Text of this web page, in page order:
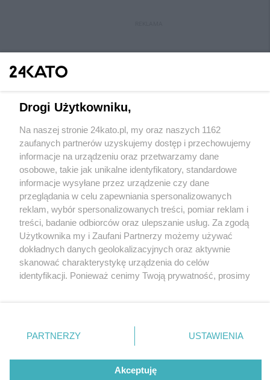
Wydawca mediów lokalnych
Nie zapomnij
zapoznać się z:
polityką prywatności regulamin korzystania z portali
Twojemiasto
Piekary Śląskie
Chorzów
Tarnowskie Góry
Gliwice
Skontakuj sięz nami
Kontakt
Wydawca
Redakcja
Drogi Użytkowniku,
Na naszej stronie 24kato.pl, my oraz naszych 1162
zaufanych partnerów uzyskujemy dostęp i przechowujemy
informacje na urządzeniu oraz przetwarzamy dane
osobowe, takie jak unikalne identyfikatory, standardowe
informacje wysyłane przez urządzenie czy dane
przeglądania w celu zapewniania spersonalizowanych
reklam, wybór spersonalizowanych treści, pomiar reklam i
treści, badanie odbiorców oraz ulepszanie usług. Za zgodą
Użytkownika my i Zaufani Partnerzy możemy używać
dokładnych danych geolokalizacyjnych oraz aktywnie
skanować charakterystykę urządzenia do celów
identyfikacji. Ponieważ cenimy Twoją prywatność, prosimy
prywatności znajdujący się w lewym dolnym rogu strony
. Niektóre rodzaje przetwarzania danych nie wymagają
zgody użytkownika, ale masz prawo sprzeciwić się
takiemu przetwarzaniu. Preferencje będą miały
PARTNERZY USTAWIENIA
Akceptuję